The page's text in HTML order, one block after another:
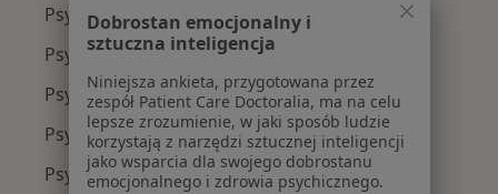
Psycholodzy Grunwald
Psycholodzy Jeżyce
Psycholodzy Stare Miasto
Psycholodzy Nowe Miasto
Psycholodzy Wilda
Dobrostan emocjonalny i
sztuczna inteligencja
Niniejsza ankieta, przygotowana przez
zespół Patient Care Doctoralia, ma na celu
lepsze zrozumienie, w jaki sposób ludzie
korzystają z narzędzi sztucznej inteligencji
jako wsparcia dla swojego dobrostanu
emocjonalnego i zdrowia psychicznego.